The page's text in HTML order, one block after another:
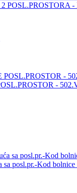
POSL.PROSTORA
-
sa posl.pr.-Kod